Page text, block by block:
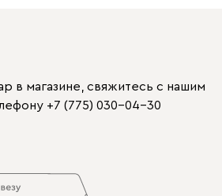
в магазине, свяжитесь с нашим
+7 (775) 030-04-30